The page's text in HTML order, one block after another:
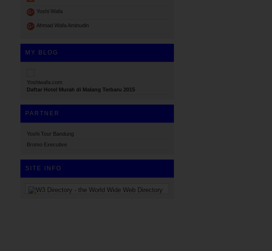
Yoshi Wafa
Ahmad Wafa Aminudin
MY BLOG
Yoshiwafa.com
Daftar Hotel Murah di Malang Terbaru 2015
PARTNER
Yoshi Tour Bandung
Bromo Executive
SITE INFO